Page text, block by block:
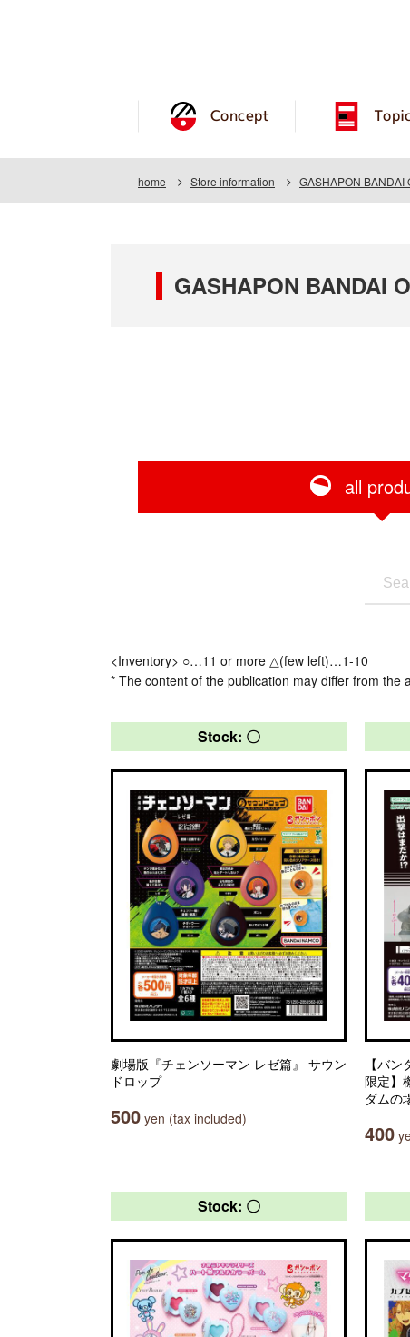
Concept
home Store information GASHAPON BANDAI
GASHAPON BANDAI
all
<Inventory> ○…11 or more △(few left)…1-10
* The content of the publication may differ from the
Stock: 〇
劇場版『チェンソーマン レゼ篇』 サウン
ドロップ
500 yen (tax included)
【バ
限定】
ダムの
400
Stock: 〇